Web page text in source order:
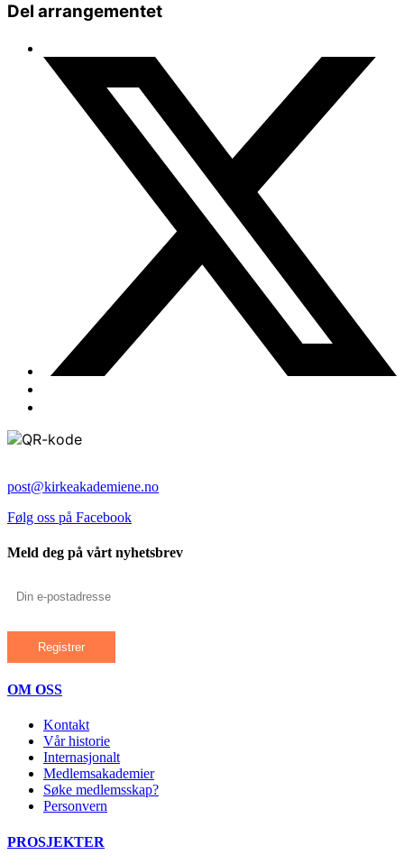
Del arrangementet
post@kirkeakademiene.no
Følg oss på Facebook
Meld deg på vårt nyhetsbrev
OM OSS
Kontakt
Vår historie
Internasjonalt
Medlemsakademier
Søke medlemsskap?
Personvern
PROSJEKTER